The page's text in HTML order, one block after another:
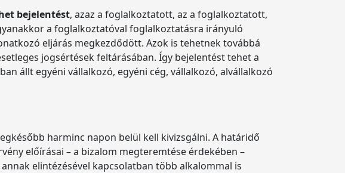
bejelentést, azaz a foglalkoztatott, az a foglalkoztatott,
a foglalkoztatóval foglalkoztatásra irányuló
eljárás megkezdődött. Azok is tehetnek továbbá
jogsértések feltárásában. Így bejelentést tehet a
állt egyéni vállalkozó, egyéni cég, vállalkozó, alvállalkozó
harminc napon belül kell kivizsgálni. A határidő
előírásai – a bizalom megteremtése érdekében –
elintézésével kapcsolatban több alkalommal is